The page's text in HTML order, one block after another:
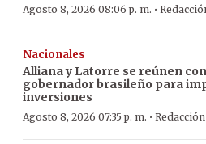
Agosto 8, 2026 08:06 p. m. ·
Nacionales
Alliana y Latorre se reúnen con
gobernador brasileño para
inversiones
Agosto 8, 2026 07:35 p. m. ·